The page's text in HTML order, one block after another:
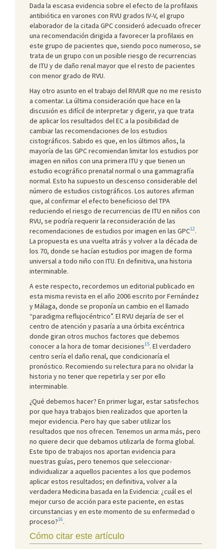
Dada la escasa evidencia sobre el efecto de la profilaxis
antibiótica en varones con RVU grados IV-V, el grupo
elaborador de la citada GPC consideró adecuado ofrecer
una recomendación dirigida a favorecer la profilaxis en
este grupo de pacientes que, siendo poco numeroso, se
trata de un grupo con un posible riesgo de recurrencias
de ITU y de daño renal mayor que el resto de pacientes
con menor grado de RVU.
Hay otro asunto en el trabajo del RIVUR que no me resisto
a comentar. La última consideración que hace en la
discusión es difícil de interpretar y digerir, ya que trata
de aplicar los resultados del EC a la posibilidad de
cambiar las recomendaciones de los estudios
cistográficos. Sabido es que, en los últimos años, la
mayoría de las GPC recomiendan limitar los estudios por
imagen en niños con una primera ITU y que tienen un
estudio ecográfico prenatal normal o una gammagrafía
normal. Esto ha supuesto un descenso considerable del
número de estudios cistográficos. Los autores afirman
que, al confirmar el efecto beneficioso del TPA
reduciendo el riesgo de recurrencias de ITU en niños con
RVU, se podría requerir la reconsideración de las
recomendaciones de estudios por imagen en las GPC12.
La propuesta es una vuelta atrás y volver a la década de
los 70, donde se hacían estudios por imagen de forma
universal a todo niño con ITU. En definitiva, una historia
interminable.
A este respecto, recordemos un editorial publicado en
esta misma revista en el año 2006 escrito por Fernández
y Málaga, donde se proponía un cambio en el llamado
“paradigma reflujocéntrico”. El RVU dejaría de ser el
centro de atención y pasaría a una órbita excéntrica
donde giran otros muchos factores que debemos
conocer a la hora de tomar decisiones15. El verdadero
centro sería el daño renal, que condicionaría el
pronóstico. Recomiendo su relectura para no olvidar la
historia y no tener que repetirla y ser por ello
interminable.
¿Qué debemos hacer? En primer lugar, estar satisfechos
por que haya trabajos bien realizados que aporten la
mejor evidencia. Pero hay que saber utilizar los
resultados que nos ofrecen. Tenemos un arma más, pero
no quiere decir que debamos utilizarla de forma global.
Este tipo de trabajos nos aportan evidencia para
nuestras guías, pero tenemos que seleccionar-
individualizar a aquellos pacientes a los que podemos
aplicar estos resultados; en definitiva, volver a la
verdadera Medicina basada en la Evidencia: ¿cuál es el
mejor curso de acción para este paciente, en estas
circunstancias y en este momento de su enfermedad o
proceso?16.
Cómo citar este artículo